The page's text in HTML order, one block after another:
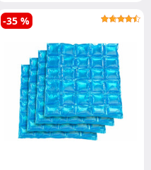
genoux,...
-35 %